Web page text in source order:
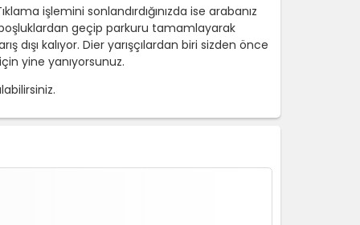
işlemini sonlandırdığınızda ise arabanız
boşluklardan geçip parkuru tamamlayarak
dışı kalıyor. Dier yarışçılardan biri sizden önce
yine yanıyorsunuz.